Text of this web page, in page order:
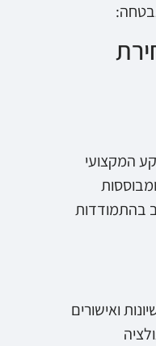
המקצועי
בהתמודדות
ואישורים